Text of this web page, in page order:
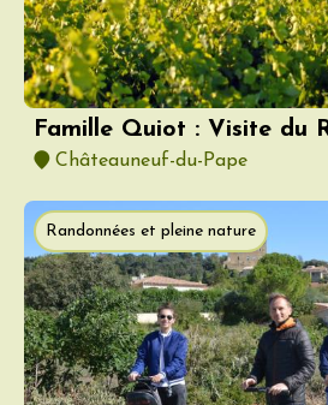
Famille Quiot : Visite du
Châteauneuf-du-Pape
Randonnées et pleine nature